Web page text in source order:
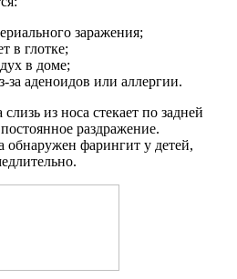
заражения;
в глотке;
в доме;
за аденоидов или аллергии.
из носа стекает по задней
раздражение.
обнаружен фарингит у детей,